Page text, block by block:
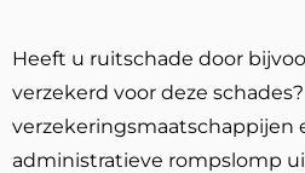
Heeft u ruitschade door
verzekerd voor deze
verzekeringsmaatschappijen
administratieve rompslomp